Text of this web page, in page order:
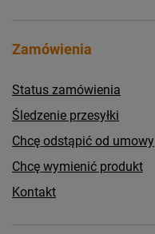
Zamówienia
Status zamówienia
Śledzenie przesyłki
Chcę odstąpić od umowy
Chcę wymienić produkt
Kontakt